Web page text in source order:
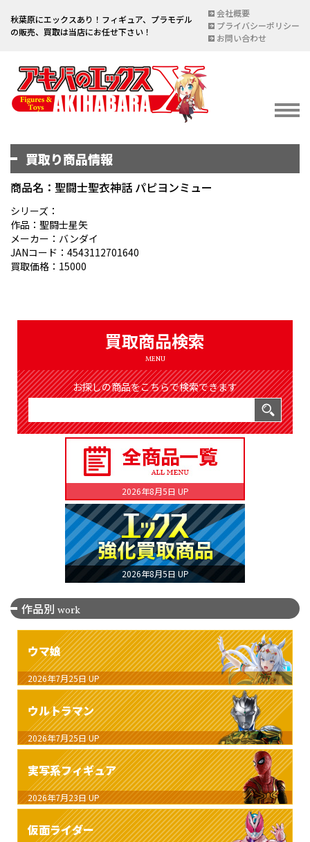
秋葉原にエックスあり！フィギュア、プラモデル
の販売、買取は当店にお任せ下さい！
会社概要
プライバシーポリシー
お問い合わせ
イベント情報
宅配買取のご案内
DELIVERY PURCHASE
買取お申し込み
ASSESSMENT
買取り商品情報
商品名：聖闘士聖衣神話 パピヨンミュー
シリーズ：
作品：聖闘士星矢
メーカー：バンダイ
JANコード：4543112701640
買取価格：15000
買取商品検索
MENU
お探しの商品をこちらで検索できます
2026年8月5日 UP
2026年8月5日 UP
作品別 work
ウマ娘
2026年7月25日 UP
ウルトラマン
2026年7月25日 UP
実写系フィギュア
2026年7月23日 UP
仮面ライダー